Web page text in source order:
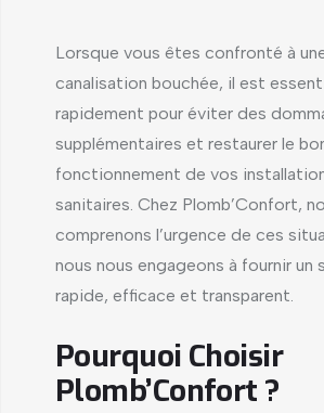
Lorsque vous êtes confronté à
canalisation bouchée, il est
rapidement pour éviter des
supplémentaires et restaurer le
fonctionnement de vos
sanitaires. Chez Plomb’Confort,
comprenons l’urgence de ces
nous nous engageons à fournir un
rapide, efficace et transparent.
Pourquoi Choisir
Plomb’Confort ?